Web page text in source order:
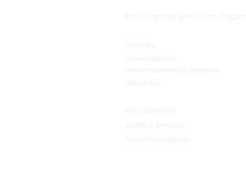
Envíos gratis y MSI con Paypal
Velas 8oz
Home Collection
Candle matches by Borealba
Deluxe Kits
Moon Collection
Zodiac & Seasons
Accesorios mágicos